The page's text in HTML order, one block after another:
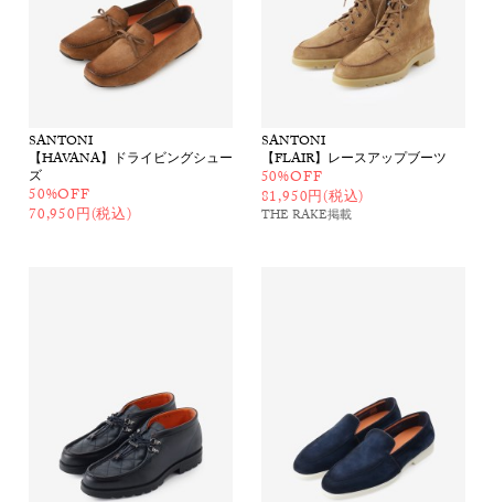
SANTONI
【HAVANA】ドライビングシュー
ズ
50%OFF
70,950円(税込)
SANTONI
【FLAIR】レースアップブーツ
50%OFF
81,950円(税込)
THE RAKE掲載